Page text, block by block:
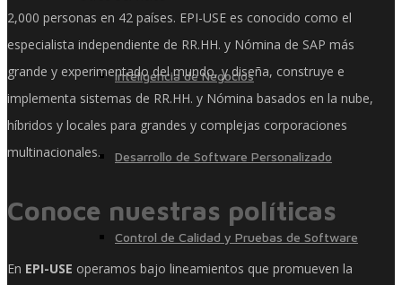
Inteligencia de Negocios
Desarrollo de Software Personalizado
Control de Calidad y Pruebas de Software
2,000 personas en 42 países. EPI-USE es conocido como el
especialista independiente de RR.HH. y Nómina de SAP más
grande y experimentado del mundo, y diseña, construye e
implementa sistemas de RR.HH. y Nómina basados ​​en la nube,
híbridos y locales para grandes y complejas corporaciones
multinacionales.
Conoce nuestras políticas
En EPI-USE operamos bajo lineamientos que promueven la